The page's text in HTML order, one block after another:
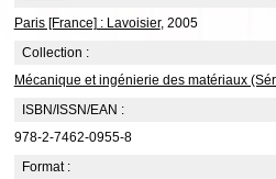
Paris [France] : Lavoisier, 2005
Collection :
Mécanique et ingénierie des matériaux
ISBN/ISSN/EAN :
978-2-7462-0955-8
Format :